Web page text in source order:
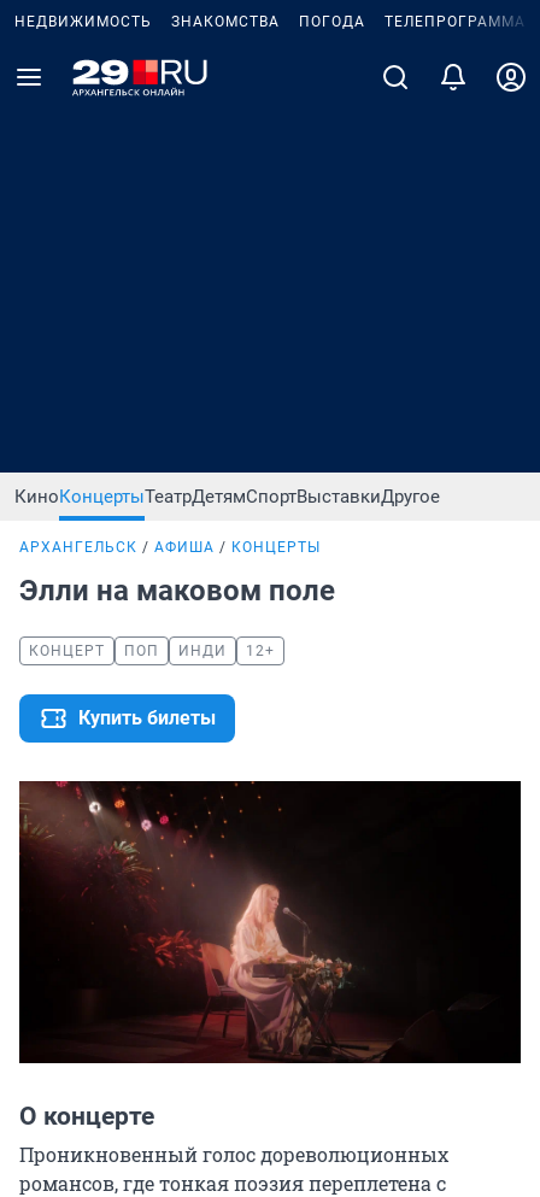
НЕДВИЖИМОСТЬ ЗНАКОМСТВА ПОГОДА ТЕЛЕПРОГРАММА
КиноКонцертыТеатрДетямСпортВыставкиДругое
АРХАНГЕЛЬСК АФИША КОНЦЕРТЫ
Элли на маковом поле
КОНЦЕРТ ПОП ИНДИ 12+
Купить билеты
О концерте
Проникновенный голос дореволюционных
романсов, где тонкая поэзия переплетена с